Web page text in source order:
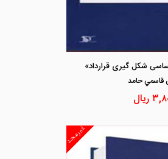
شکل گیری قرارداد»
قاسمي حامد
ریال
غیرمجد